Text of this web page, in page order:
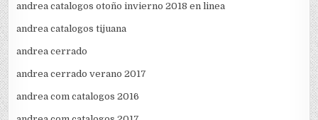
andrea catalogos otoño invierno 2018 en linea
andrea catalogos tijuana
andrea cerrado
andrea cerrado verano 2017
andrea com catalogos 2016